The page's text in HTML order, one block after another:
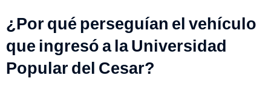
¿Por qué perseguían el vehículo
que ingresó a la Universidad
Popular del Cesar?